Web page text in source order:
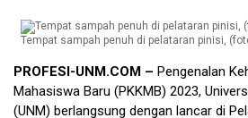
Tempat sampah penuh di pelataran pinisi,
PROFESI-UNM.COM – Pengenalan
Mahasiswa Baru (PKKMB) 2023,
(UNM) berlangsung dengan lancar di